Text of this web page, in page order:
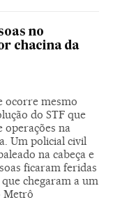
no
chacina da
ocorre mesmo
do STF que
operações na
Um policial civil
na cabeça e
ficaram feridas
chegaram a um
Metrô